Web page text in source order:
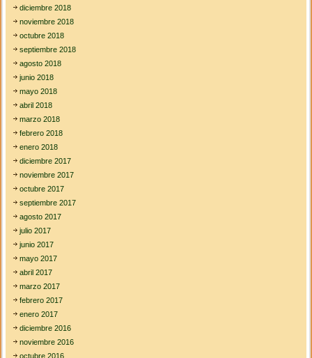
diciembre 2018
noviembre 2018
octubre 2018
septiembre 2018
agosto 2018
junio 2018
mayo 2018
abril 2018
marzo 2018
febrero 2018
enero 2018
diciembre 2017
noviembre 2017
octubre 2017
septiembre 2017
agosto 2017
julio 2017
junio 2017
mayo 2017
abril 2017
marzo 2017
febrero 2017
enero 2017
diciembre 2016
noviembre 2016
octubre 2016